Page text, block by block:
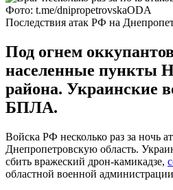
Фото: t.me/dnipropetrovskaODA
Последствия атак РФ на
Под огнем
населенные пункты
района. Украинские
БПЛА.
Войска РФ несколько раз за ночь
Днепропетровскую область.
сбить вражеский дрон-камикадзе,
областной военной